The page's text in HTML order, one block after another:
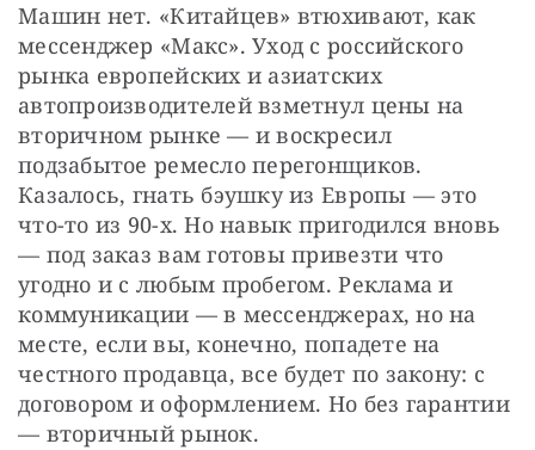
Машин нет. «Китайцев» втюхивают, как
мессенджер «Макс». Уход с российского
рынка европейских и азиатских
автопроизводителей взметнул цены на
вторичном рынке — и воскресил
подзабытое ремесло перегонщиков.
Казалось, гнать бэушку из Европы — это
что-то из 90-х. Но навык пригодился вновь
— под заказ вам готовы привезти что
угодно и с любым пробегом. Реклама и
коммуникации — в мессенджерах, но на
месте, если вы, конечно, попадете на
честного продавца, все будет по закону: с
договором и оформлением. Но без гарантии
— вторичный рынок.